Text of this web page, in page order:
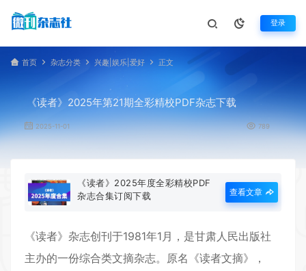
登录
首页 杂志分类 兴趣|娱乐|爱好 正文
《读者》2025年第21期全彩精校PDF杂志下载
2025-11-01 789
《读者》2025年度全彩精校PDF
杂志合集订阅下载
查看文章
《读者》杂志创刊于1981年1月，是甘肃人民出版社
主办的一份综合类文摘杂志。原名《读者文摘》，